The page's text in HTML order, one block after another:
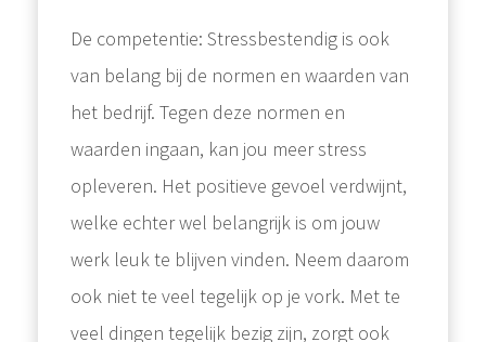
De competentie: Stressbestendig is ook
van belang bij de normen en waarden van
het bedrijf. Tegen deze normen en
waarden ingaan, kan jou meer stress
opleveren. Het positieve gevoel verdwijnt,
welke echter wel belangrijk is om jouw
werk leuk te blijven vinden. Neem daarom
ook niet te veel tegelijk op je vork. Met te
veel dingen tegelijk bezig zijn, zorgt ook